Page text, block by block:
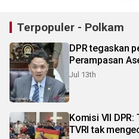
Terpopuler - Polkam
DPR tegaskan
Perampasan
Jul 13th
Komisi VII DPR:
TVRI tak